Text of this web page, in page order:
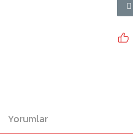
Yorumlar